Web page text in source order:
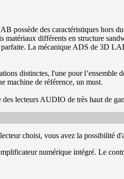
possède des caractéristiques hors
matériaux différents en structure
La mécanique ADS de 3D
distinctes, l'une pour
machine de référence, un must.
lecteurs AUDIO de très haut de
choisi, vous avez la possibilité
numérique intégré. Le